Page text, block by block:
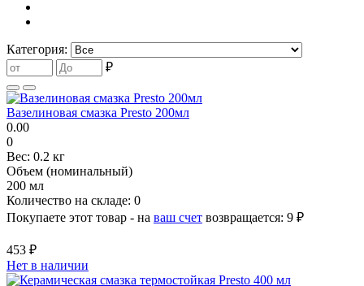
Категория:
₽
Вазелиновая смазка Presto 200мл
0.00
0
Вес: 0.2 кг
Объем (номинальный)
200 мл
Количество на складе: 0
Покупаете этот товар - на ваш счет возвращается: 9 ₽
453 ₽
Нет в наличии